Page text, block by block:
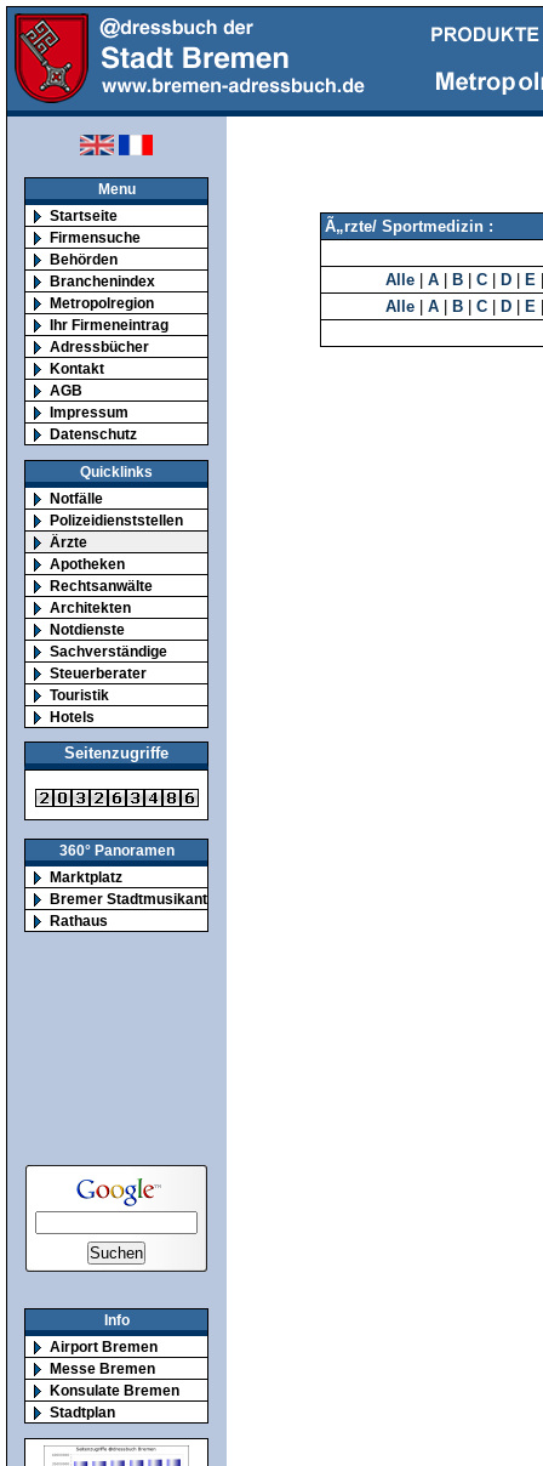
Menu
Startseite
Firmensuche
Behörden
Branchenindex
Metropolregion
Ihr Firmeneintrag
Adressbücher
Kontakt
AGB
Impressum
Datenschutz
Quicklinks
Notfälle
Polizeidienststellen
Ärzte
Apotheken
Rechtsanwälte
Architekten
Notdienste
Sachverständige
Steuerberater
Touristik
Hotels
Seitenzugriffe
360° Panoramen
Marktplatz
Bremer Stadtmusikanten
Rathaus
Info
Airport Bremen
Messe Bremen
Konsulate Bremen
Stadtplan
Ã„rzte/ Sportmedizin :
Alle A B C D E
Alle
A B C D E